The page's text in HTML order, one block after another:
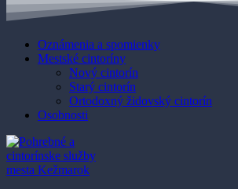
Oznámenia a spomienky
Mestské cintoríny
Nový cintorín
Starý cintorín
Ortodoxný židovský cintorín
Osobnosti